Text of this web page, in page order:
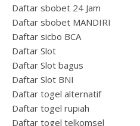
Daftar sbobet 24 Jam
Daftar sbobet MANDIRI
Daftar sicbo BCA
Daftar Slot
Daftar Slot bagus
Daftar Slot BNI
Daftar togel alternatif
Daftar togel rupiah
Daftar togel telkomsel